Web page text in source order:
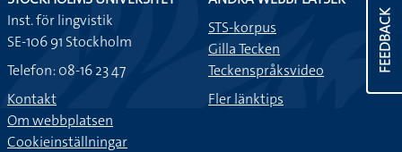
FEEDBACK
Inst. för lingvistik
SE-106 91 Stockholm
Telefon: 08-16 23 47
Kontakt
Om webbplatsen
Cookieinställningar
STS-korpus
Gilla Tecken
Teckenspråksvideo
Fler länktips